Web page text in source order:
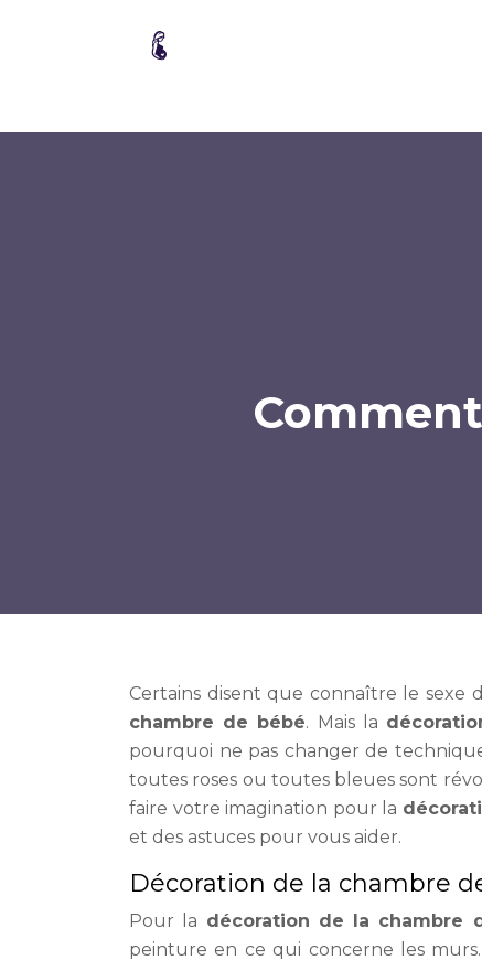
Certains disent que connaître le sexe
chambre de bébé. Mais la
pourquoi ne pas changer de
toutes roses ou toutes bleues sont
faire votre imagination pour la
et des astuces pour vous aider.
Décoration de la chambre
Pour la décoration de la chambre
peinture en ce qui concerne les